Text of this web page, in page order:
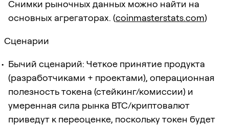
Снимки рыночных данных можно найти на
основных агрегаторах. (coinmasterstats.com)
Сценарии
Бычий сценарий: Четкое принятие продукта
(разработчиками + проектами), операционная
полезность токена (стейкинг/комиссии) и
умеренная сила рынка BTC/криптовалют
приведут к переоценке, поскольку токен будет